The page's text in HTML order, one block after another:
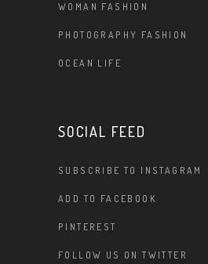
WOMAN FASHION
PHOTOGRAPHY FASHION
OCEAN LIFE
SOCIAL FEED
SUBSCRIBE TO INSTAGRAM
ADD TO FACEBOOK
PINTEREST
FOLLOW US ON TWITTER